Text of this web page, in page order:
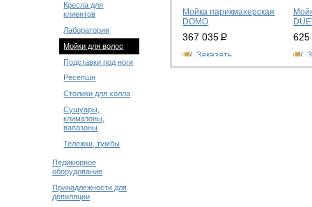
Кресла для
клиентов
Лаборатории
Мойки для волос
Подставки под ноги
Ресепшн
Столики для холла
Сушуары,
климазоны,
вапазоны
Тележки, тумбы
Педикюрное
оборудование
Принадлежности для
депиляции
Мойка парикмахерская
DOMO
367 035Р
Заказать
625